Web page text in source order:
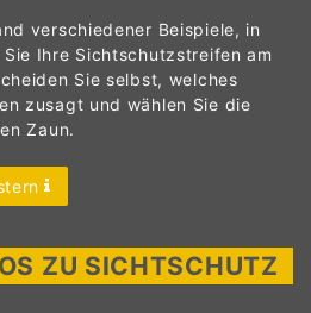
verschiedener Beispiele, in
Ihre Sichtschutzstreifen am
Sie selbst, welches
zusagt und wählen Sie die
Zaun.
ZU SICHTSCHUTZ